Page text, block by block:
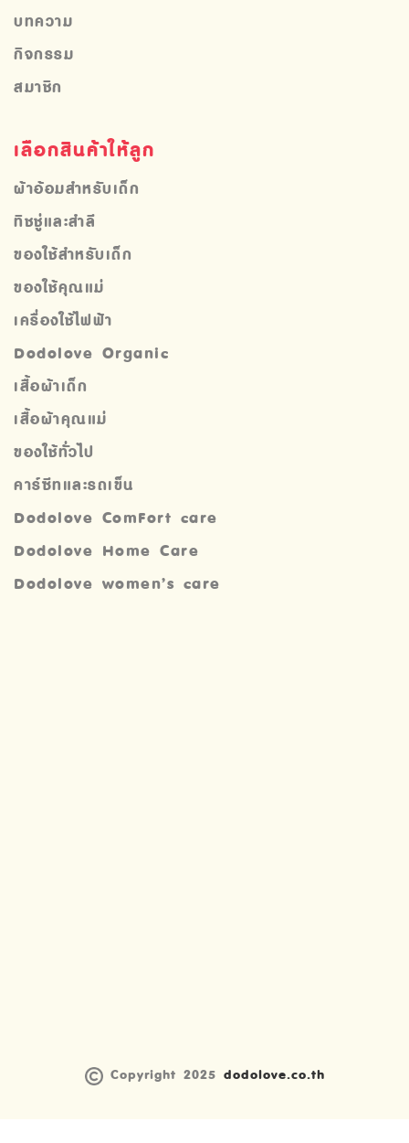
บทความ
กิจกรรม
สมาชิก
เลือกสินค้าให้ลูก
ผ้าอ้อมสำหรับเด็ก
ทิชชู่และสำลี
ของใช้สำหรับเด็ก
ของใช้คุณแม่
เครื่องใช้ไฟฟ้า
Dodolove Organic
เสื้อผ้าเด็ก
เสื้อผ้าคุณแม่
ของใช้ทั่วไป
คาร์ซีทและรถเข็น
Dodolove ComFort care
Dodolove Home Care
Dodolove women’s care
Copyright 2025 dodolove.co.th